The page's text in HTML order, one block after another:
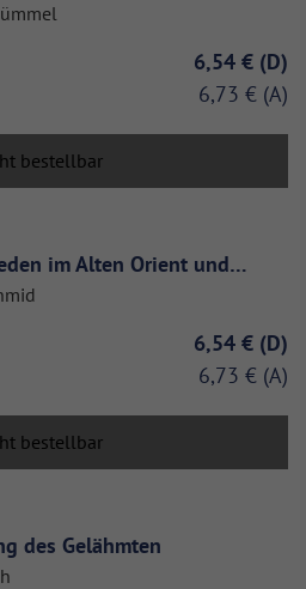
6,54 €
6,73 €
bestellbar
im Alten Orient und…
6,54 €
6,73 €
bestellbar
des Gelähmten